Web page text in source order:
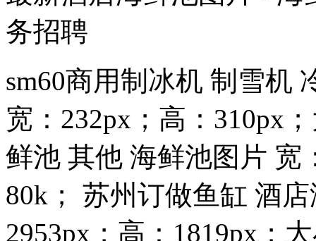
务招聘
sm60商用制冰机 制雪机
宽：232px；高：310px
鲜池 其他 海鲜池图片 宽
80k； 苏州订做鱼缸 酒
2953px；高：1819px；